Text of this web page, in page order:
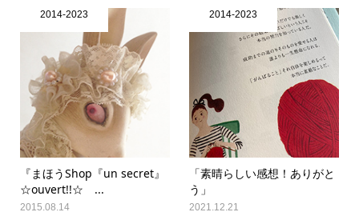
2014-2023
『まほうShop『un secret』
☆ouvert!!☆ ...
2015.08.14
2014-2023
「素晴らしい感想！ありがと
う」
2021.12.21